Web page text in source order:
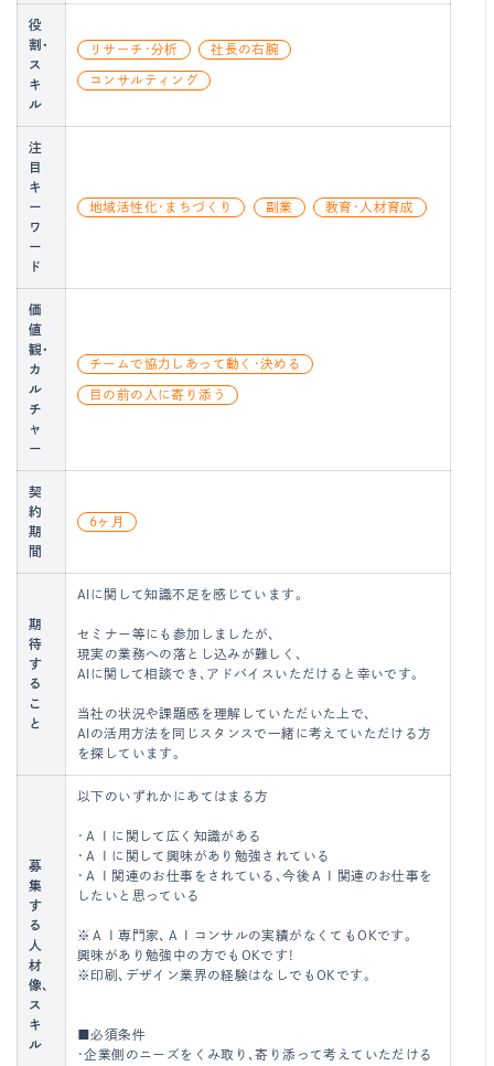
役
割・
ス
キ
ル
リサーチ・分析 社長の右腕
コンサルティング
注
目
キ
ー
ワ
ー
ド
地域活性化・まちづくり 副業 教育・人材育成
価
値
観・
カ
ル
チ
ャ
ー
チームで協力しあって動く・決める
目の前の人に寄り添う
契
約
期
間
6ヶ月
期
待
す
る
こ
と
AIに関して知識不足を感じています。
セミナー等にも参加しましたが、
現実の業務への落とし込みが難しく、
AIに関して相談でき、アドバイスいただけると幸いです。
当社の状況や課題感を理解していただいた上で、
AIの活用方法を同じスタンスで一緒に考えていただける方
を探しています。
募
集
す
る
人
材
像、
ス
キ
ル
以下のいずれかにあてはまる方
・ＡＩに関して広く知識がある
・ＡＩに関して興味があり勉強されている
・ＡＩ関連のお仕事をされている、今後ＡＩ関連のお仕事を
したいと思っている
※ＡＩ専門家、ＡＩコンサルの実績がなくてもOKです。
興味があり勉強中の方でもOKです！
※印刷、デザイン業界の経験はなしでもOKです。
■必須条件
・企業側のニーズをくみ取り、寄り添って考えていただける